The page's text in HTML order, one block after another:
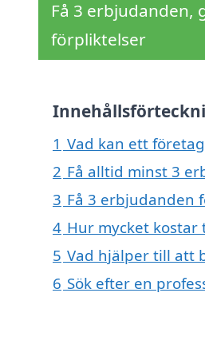
Få 3 erbjudanden,
förpliktelser
1 Vad kan ett
2 Få alltid minst 3
3 Få 3 erbjudanden
4 Hur mycket
5 Vad hjälper till att
6 Sök efter en